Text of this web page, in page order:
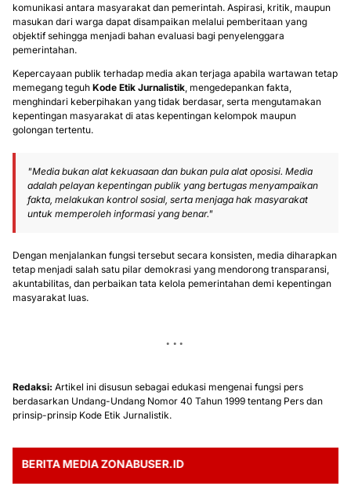
komunikasi antara masyarakat dan pemerintah. Aspirasi, kritik, maupun
masukan dari warga dapat disampaikan melalui pemberitaan yang
objektif sehingga menjadi bahan evaluasi bagi penyelenggara
pemerintahan.
Kepercayaan publik terhadap media akan terjaga apabila wartawan tetap
memegang teguh Kode Etik Jurnalistik , mengedepankan fakta,
menghindari keberpihakan yang tidak berdasar, serta mengutamakan
kepentingan masyarakat di atas kepentingan kelompok maupun
golongan tertentu.
"Media bukan alat kekuasaan dan bukan pula alat oposisi. Media
adalah pelayan kepentingan publik yang bertugas menyampaikan
fakta, melakukan kontrol sosial, serta menjaga hak masyarakat
untuk memperoleh informasi yang benar."
Dengan menjalankan fungsi tersebut secara konsisten, media diharapkan
tetap menjadi salah satu pilar demokrasi yang mendorong transparansi,
akuntabilitas, dan perbaikan tata kelola pemerintahan demi kepentingan
masyarakat luas.
Redaksi: Artikel ini disusun sebagai edukasi mengenai fungsi pers
berdasarkan Undang-Undang Nomor 40 Tahun 1999 tentang Pers dan
prinsip-prinsip Kode Etik Jurnalistik.
MEDIA ZONABUSER.ID